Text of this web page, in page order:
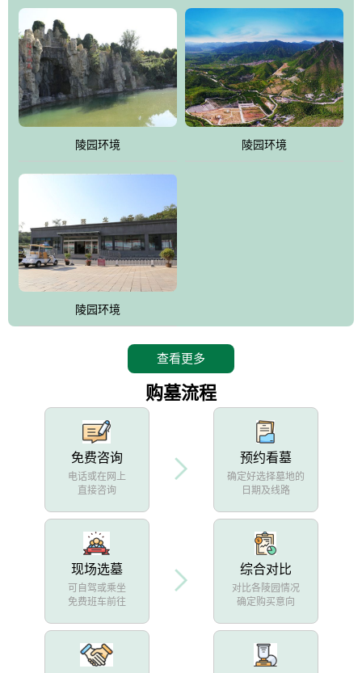
陵园环境 陵园环境
陵园环境
查看更多
购墓流程
免费咨询
电话或在网上
直接咨询
预约看墓
确定好选择墓地的
日期及线路
现场选墓
可自驾或乘坐
免费班车前往
综合对比
对比各陵园情况
确定购买意向